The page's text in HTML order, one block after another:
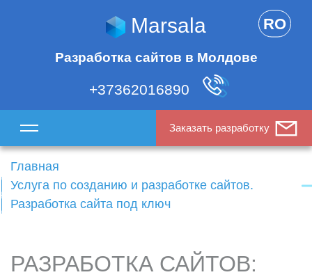
Marsala
Разработка сайтов в Молдове
+37362016890
RO
Заказать разработку
Главная
Услуга по созданию и разработке сайтов.
Разработка сайта под ключ
РАЗРАБОТКА САЙТОВ: